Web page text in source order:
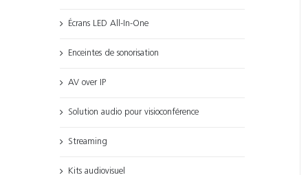
Écrans LED All-In-One
Enceintes de sonorisation
AV over IP
Solution audio pour visioconférence
Streaming
Kits audiovisuel